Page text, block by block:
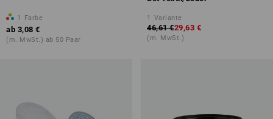
1 Farbe
ab 3,08 €
(m. MwSt.) ab 50 Paar
1 Variante
46,61 €29,63 €
(m. MwSt.)